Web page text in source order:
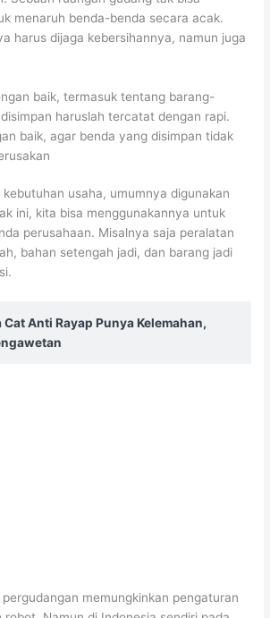
menaruh benda-benda secara acak.
harus dijaga kebersihannya, namun juga
baik, termasuk tentang barang-
haruslah tercatat dengan rapi.
baik, agar benda yang disimpan tidak
usaha, umumnya digunakan
ini, kita bisa menggunakannya untuk
perusahaan. Misalnya saja peralatan
bahan setengah jadi, dan barang jadi
Cat Anti Rayap Punya Kelemahan,
memungkinkan pengaturan